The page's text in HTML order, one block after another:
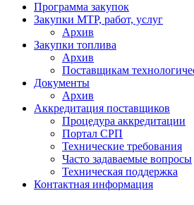
Программа закупок
Закупки МТР, работ, услуг
Архив
Закупки топлива
Архив
Поставщикам
Документы
Архив
Аккредитация поставщиков
Процедура аккредитации
Портал СРП
Технические требования
Часто задаваемые вопросы
Техническая поддержка
Контактная информация